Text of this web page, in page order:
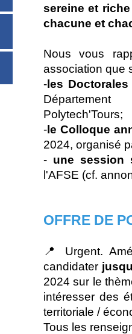
sereine et
chacune et
Nous vous
association que
- les Doctorales
Polytech'Tours;
- le Colloque
2024, organisé
- une session
l'AFSE (cf.
OFFRE DE
📍 Urgent.
candidater
2024 sur le
intéresser des
territoriale /
Tous les